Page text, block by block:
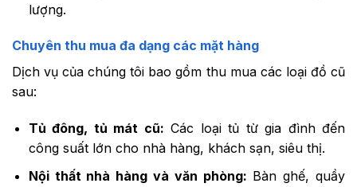
lượng.
Chuyên thu mua đa dạng các mặt hàng
Dịch vụ của chúng tôi bao gồm thu mua các loại đồ cũ
sau:
Tủ đông, tủ mát cũ: Các loại tủ từ gia đình đến
công suất lớn cho nhà hàng, khách sạn, siêu thị.
Nội thất nhà hàng và văn phòng: Bàn ghế, quầy